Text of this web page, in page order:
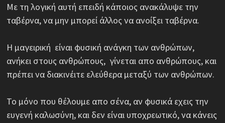
Με τη λογική αυτή επειδή κάποιος ανακάλυψε την
ταβέρνα, να μην μπορεί άλλος να ανοίξει ταβέρνα.
Η μαγειρική είναι φυσική ανάγκη των ανθρώπων,
ανήκει στους ανθρώπους, γίνεται απο ανθρώπους, και
πρέπει να διακινέιτε ελεύθερα μεταξύ των ανθρώπων.
Το μόνο που θέλουμε απο σένα, αν φυσικά εχεις την
ευγενή καλωσύνη, και δεν είναι υποχρεωτικό, να κάνεις